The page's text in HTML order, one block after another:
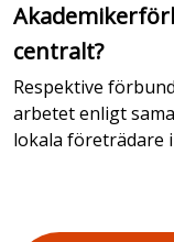
centralt?
Respektive
arbetet enligt
lokala företrädare